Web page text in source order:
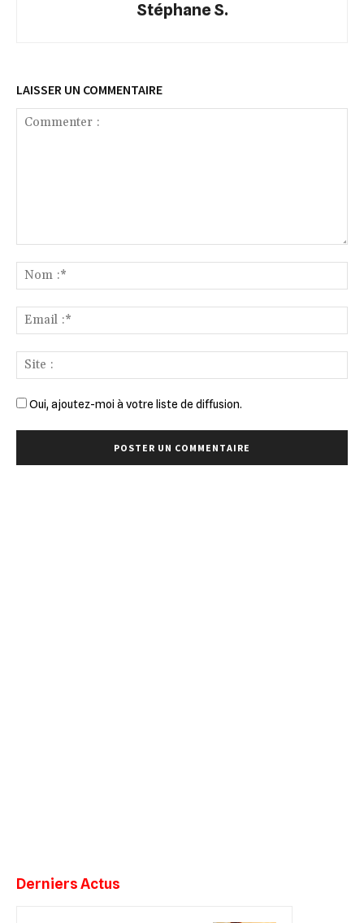
Stéphane S.
LAISSER UN COMMENTAIRE
Oui, ajoutez-moi à votre liste de diffusion.
Derniers Actus